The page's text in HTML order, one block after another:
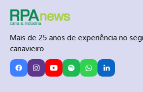
Mais de 25 anos de experiência no
canavieiro